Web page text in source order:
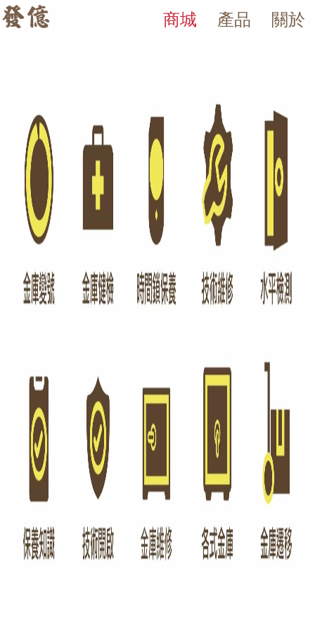
發億金庫｜台灣 40 年保險箱專賣店・防火防盜金庫・床頭櫃保
關於
產品
商城
AV 系列金庫